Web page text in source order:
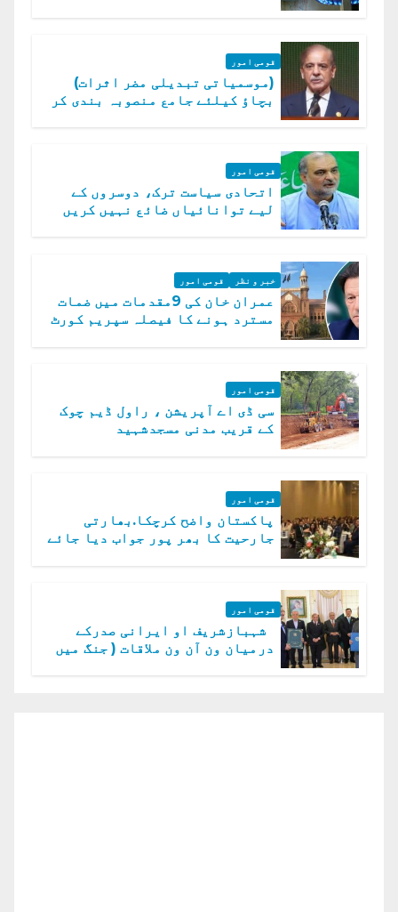
قومی امور
(موسمیاتی تبدیلی مضر اثرات)
بچاؤ کیلئے جامع منصوبہ بندی کر
قومی امور
اتحادی سیاست ترک، دوسروں کے
لیے توانائیاں ضائع نہیں کریں
خبر و نظر قومی امور
عمران خان کی 9مقدمات میں ضمات
مسترد ہونے کا فیصلہ سپریم کورٹ
قومی امور
سی ڈی اے آپریشن ، راول ڈیم چوک
کے قریب مدنی مسجدشہید
قومی امور
پاکستان واضح کرچکا.بھارتی
جارحیت کا بھر پور جواب دیا جائے
قومی امور
شہبازشریف او ایرانی صدرکے
درمیان ون آن ون ملاقات ( جنگ میں